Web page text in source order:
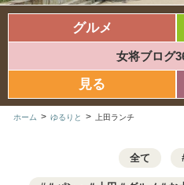
グルメ
女将ブログ
見る
ホーム > ゆるりと > 上田ランチ
全て